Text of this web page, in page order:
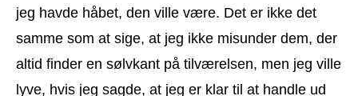
jeg havde håbet, den ville være. Det er ikke det
samme som at sige, at jeg ikke misunder dem, der
altid finder en sølvkant på tilværelsen, men jeg ville
lyve, hvis jeg sagde, at jeg er klar til at handle ud